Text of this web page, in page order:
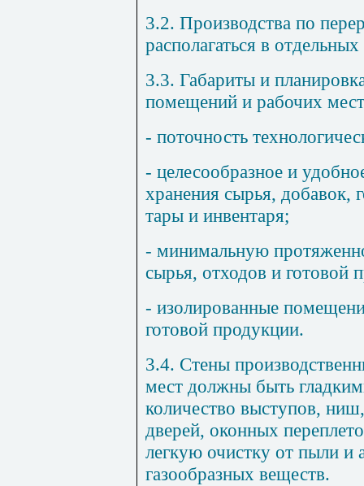
3.2. Производства по
располагаться в
3.3. Габариты и
помещений и рабочих
- поточность
- целесообразное и
хранения сырья, добавок,
тары и инвентаря;
- минимальную
сырья, отходов и готовой
- изолированные
готовой продукции.
3.4. Стены
мест должны быть
количество выступов,
дверей, оконных
легкую очистку от пыли и
газообразных веществ.